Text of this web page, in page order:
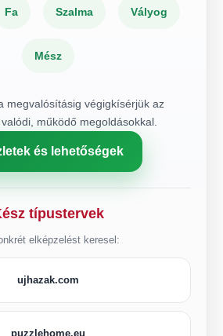
Fa Szalma Vályog
Mész
megvalósításig végigkísérjük az
működő megoldásokkal.
és lehetőségek
típustervek
elképzelést keresel:
ujhazak.com
puzzlehome.eu